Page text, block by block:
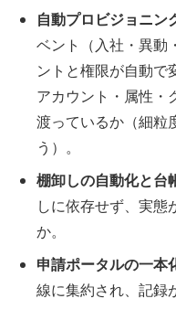
自動プロビジョニン
ベント（入社・異動
ントと権限が自動
アカウント・属性・
渡っているか（細粒
う）。
棚卸しの自動化と台
しに依存せず、実
か。
申請ポータルの一本
線に集約され、記録